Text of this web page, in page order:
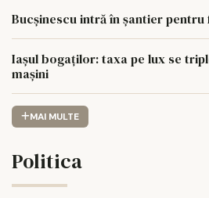
Bucșinescu intră în șantier
Iașul bogaților: taxa pe lux se
mașini
MAI MULTE
Politica